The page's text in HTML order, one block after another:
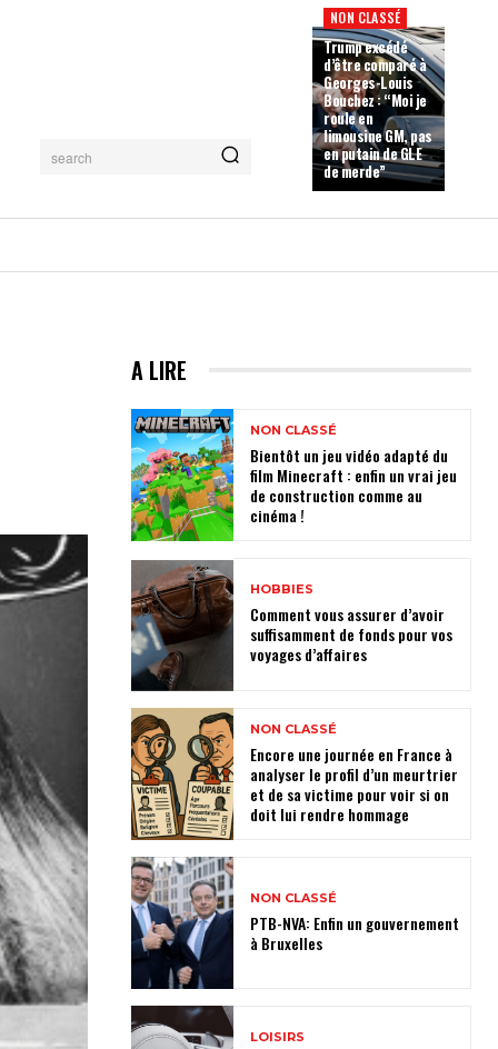
search
NON CLASSÉ
Trump excédé
d’être comparé à
Georges-Louis
Bouchez : “Moi je
roule en
limousine GM, pas
en putain de GLE
de merde”
A LIRE
NON CLASSÉ
Bientôt un jeu vidéo adapté du
film Minecraft : enfin un vrai jeu
de construction comme au
cinéma !
HOBBIES
Comment vous assurer d’avoir
suffisamment de fonds pour vos
voyages d’affaires
NON CLASSÉ
Encore une journée en France à
analyser le profil d’un meurtrier
et de sa victime pour voir si on
doit lui rendre hommage
NON CLASSÉ
PTB-NVA: Enfin un gouvernement
à Bruxelles
LOISIRS